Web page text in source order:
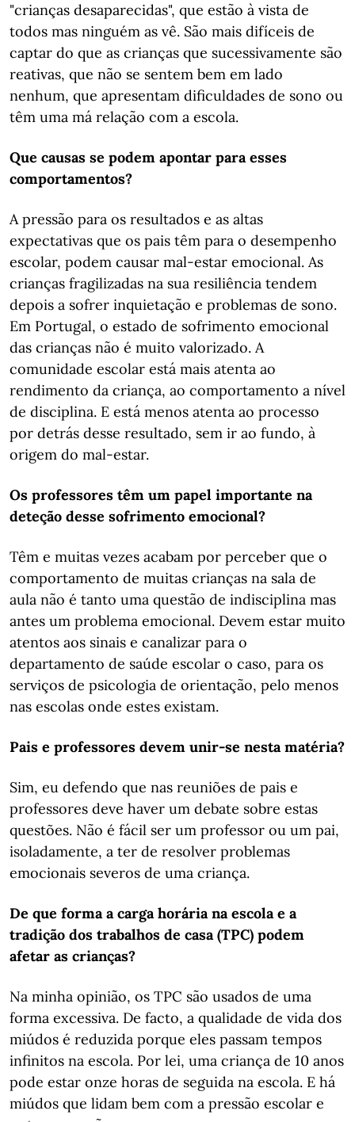
"crianças desaparecidas", que estão à vista de
todos mas ninguém as vê. São mais difíceis de
captar do que as crianças que sucessivamente são
reativas, que não se sentem bem em lado
nenhum, que apresentam dificuldades de sono ou
têm uma má relação com a escola.
Que causas se podem apontar para esses
comportamentos?
A pressão para os resultados e as altas
expectativas que os pais têm para o desempenho
escolar, podem causar mal-estar emocional. As
crianças fragilizadas na sua resiliência tendem
depois a sofrer inquietação e problemas de sono.
Em Portugal, o estado de sofrimento emocional
das crianças não é muito valorizado. A
comunidade escolar está mais atenta ao
rendimento da criança, ao comportamento a nível
de disciplina. E está menos atenta ao processo
por detrás desse resultado, sem ir ao fundo, à
origem do mal-estar.
Os professores têm um papel importante na
deteção desse sofrimento emocional?
Têm e muitas vezes acabam por perceber que o
comportamento de muitas crianças na sala de
aula não é tanto uma questão de indisciplina mas
antes um problema emocional. Devem estar muito
atentos aos sinais e canalizar para o
departamento de saúde escolar o caso, para os
serviços de psicologia de orientação, pelo menos
nas escolas onde estes existam.
Pais e professores devem unir-se nesta matéria?
Sim, eu defendo que nas reuniões de pais e
professores deve haver um debate sobre estas
questões. Não é fácil ser um professor ou um pai,
isoladamente, a ter de resolver problemas
emocionais severos de uma criança.
De que forma a carga horária na escola e a
tradição dos trabalhos de casa (TPC) podem
afetar as crianças?
Na minha opinião, os TPC são usados de uma
forma excessiva. De facto, a qualidade de vida dos
miúdos é reduzida porque eles passam tempos
infinitos na escola. Por lei, uma criança de 10 anos
pode estar onze horas de seguida na escola. E há
miúdos que lidam bem com a pressão escolar e